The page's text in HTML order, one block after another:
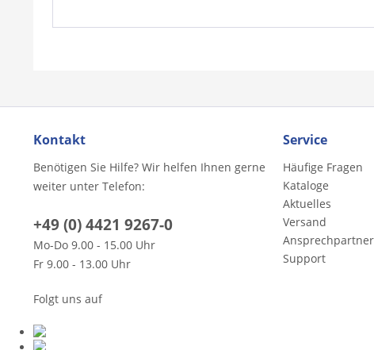
Kontakt
Benötigen Sie Hilfe? Wir helfen Ihnen gerne
weiter unter Telefon:
+49 (0) 4421 9267-0
Mo-Do 9.00 - 15.00 Uhr
Fr 9.00 - 13.00 Uhr
Folgt uns auf
Service
Häufige Fragen
Kataloge
Aktuelles
Versand
Ansprechpartner
Support